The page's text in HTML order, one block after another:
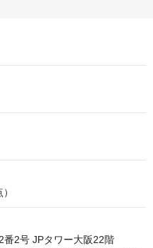
2号 JPタワー大阪22階